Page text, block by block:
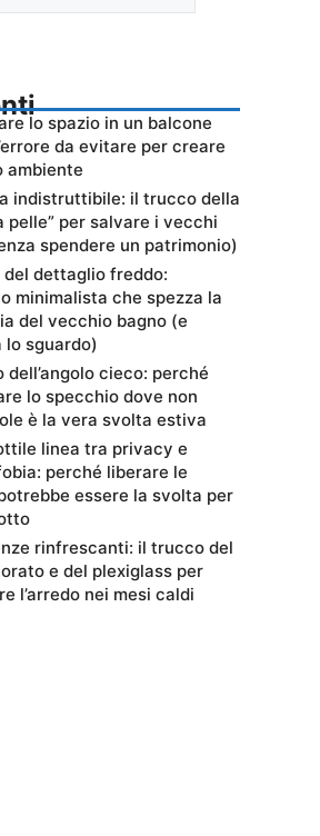
lo spazio in un balcone
da evitare per creare
ambiente
indistruttibile: il trucco della
pelle” per salvare i vecchi
spendere un patrimonio)
del dettaglio freddo:
minimalista che spezza la
del vecchio bagno (e
lo sguardo)
dell’angolo cieco: perché
lo specchio dove non
è la vera svolta estiva
linea tra privacy e
perché liberare le
essere la svolta per
rinfrescanti: il trucco del
e del plexiglass per
l’arredo nei mesi caldi